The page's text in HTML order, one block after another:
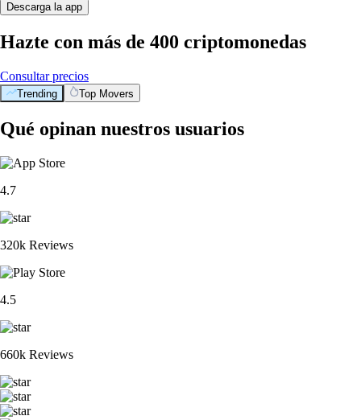
Descarga la app
Hazte con más de 400 criptomonedas
Consultar precios
Trending Top Movers
Qué opinan nuestros usuarios
4.7
320k Reviews
4.5
660k Reviews